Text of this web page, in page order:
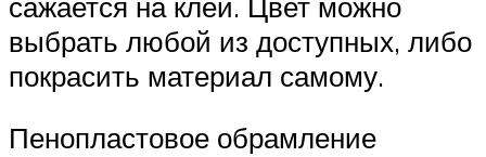
выбрать любой из доступных, либо
покрасить материал самому.
Пенопластовое обрамление